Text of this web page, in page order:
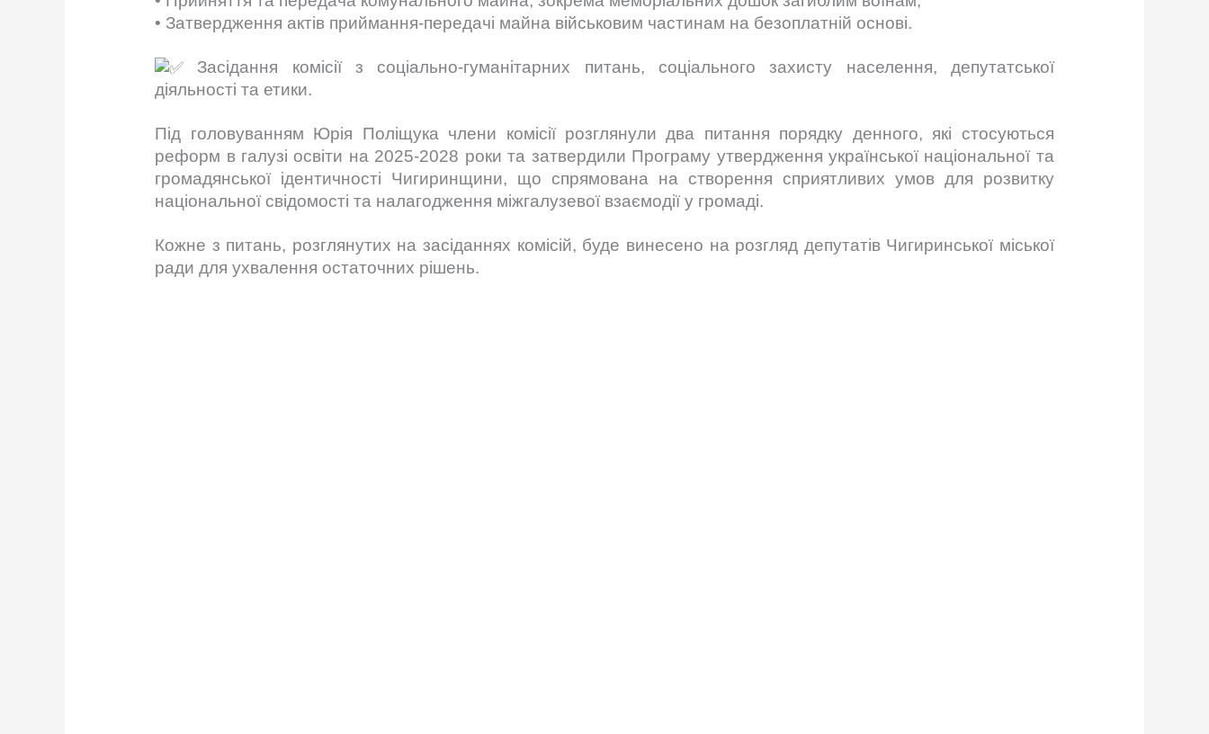
• Затвердження актів приймання-передачі майна військовим частинам на безоплатній основі.
Засідання комісії з соціально-гуманітарних питань, соціального захисту населення, депутатської
діяльності та етики.
Під головуванням Юрія Поліщука члени комісії розглянули два питання порядку денного, які стосуються
реформ в галузі освіти на 2025-2028 роки та затвердили Програму утвердження української національної та
громадянської ідентичності Чигиринщини, що спрямована на створення сприятливих умов для розвитку
національної свідомості та налагодження міжгалузевої взаємодії у громаді.
Кожне з питань, розглянутих на засіданнях комісій, буде винесено на розгляд депутатів Чигиринської міської
ради для ухвалення остаточних рішень.